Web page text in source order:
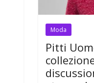
Moda
Pitti